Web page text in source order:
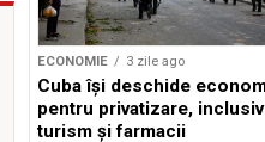
ECONOMIE 3 zile ago
Cuba își deschide
pentru privatizare, inclusiv
turism și farmacii